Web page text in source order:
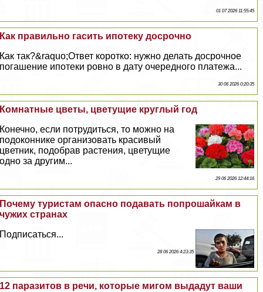
01 07 2026 11:55:45
Как правильно гасить ипотеку досрочно
Как так?&raquo;Ответ коротко: нужно делать досрочное
погашение ипотеки ровно в дату очередного платежа...
30 06 2026 0:20:35
Комнатные цветы, цветущие круглый год
Конечно, если потрудиться, то можно на
подоконнике организовать красивый
цветник, подобрав растения, цветущие
одно за другим...
29 06 2026 12:44:16
Почему туристам опасно подавать попрошайкам в
чужих странах
Подписаться...
28 06 2026 4:23:35
12 паразитов в речи, которые мигом выдадут ваши